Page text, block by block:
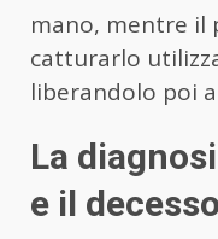
mano, mentre il
catturarlo
liberandolo poi
La
e il decesso